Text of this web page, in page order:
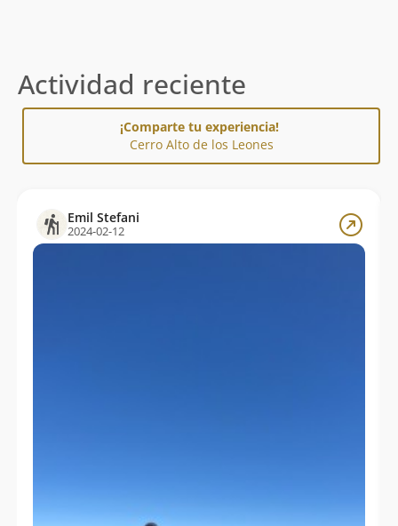
Actividad reciente
¡Comparte tu experiencia!
Cerro Alto de los Leones
Emil Stefani
2024-02-12